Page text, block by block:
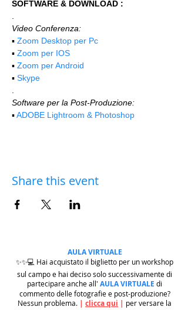
SOFTWARE & DOWNLOAD :
Video Conferenza:
▪️ Zoom Desktop per Pc
▪️ Zoom per IOS
▪️ Zoom per Android
▪️ Skype
Software per la Post-Produzione:
▪️ ADOBE Lightroom & Photoshop
Share this event
AULA VIRTUALE
✨✨💻 Hai acquistato il biglietto per un workshop
sul campo e hai deciso solo successivamente di
partecipare anche all' AULA VIRTUALE di
commento delle fotografie e post-produzione?
Nessun problema. | clicca qui | per versare la